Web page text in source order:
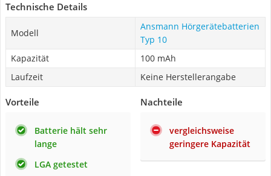
Technische Details
Modell
Ansmann Hörgerätebatterien
Typ 10
Kapazität
100 mAh
Laufzeit
Keine Herstellerangabe
Vorteile
Batterie hält sehr
lange
LGA getestet
Nachteile
vergleichsweise
geringere Kapazität